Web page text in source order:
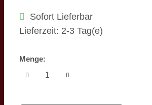
Sofort Lieferbar
Lieferzeit: 2-3 Tag(e)
Menge: